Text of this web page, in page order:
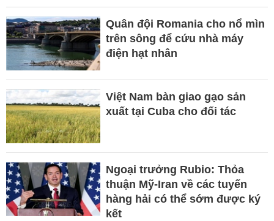
Quân đội Romania cho nổ mìn
trên sông để cứu nhà máy
điện hạt nhân
Việt Nam bàn giao gạo sản
xuất tại Cuba cho đối tác
Ngoại trưởng Rubio: Thỏa
thuận Mỹ-Iran về các tuyến
hàng hải có thể sớm được ký
kết